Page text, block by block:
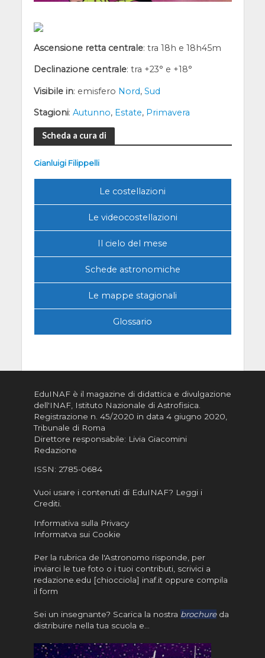
Ascensione retta centrale: tra 18h e 18h45m
Declinazione centrale: tra +23° e +18°
Visibile in: emisfero Nord, Sud
Stagioni: Autunno, Estate, Primavera
Scheda a cura di
Gianluigi Filippelli
Le costellazioni
Le videocostellazioni
Il cielo del mese
Schede astronomiche
Le mappe stagionali
Glossario
EduINAF è il magazine di didattica e divulgazione
dell'INAF, Istituto Nazionale di Astrofisica
Registrazione n. 45/2020 in data 4 giugno 2020,
Tribunale di Roma
Direttore responsabile: Livia Giacomini
Redazione
ISSN: 2785-0684
Vuoi usare i contenuti di EduINAF? Leggi i
Crediti.
Informativa sulla Privacy
Informatva sui Cookie
Per la rubrica de l'Astronomo risponde, per
inviarci le tue foto o i tuoi contributi, scrivici a
redazione.edu [chiocciola] inaf.it oppure compila
il form
Sei un insegnante? Scarica la nostra brochureda
distribuire nella tua scuola e…